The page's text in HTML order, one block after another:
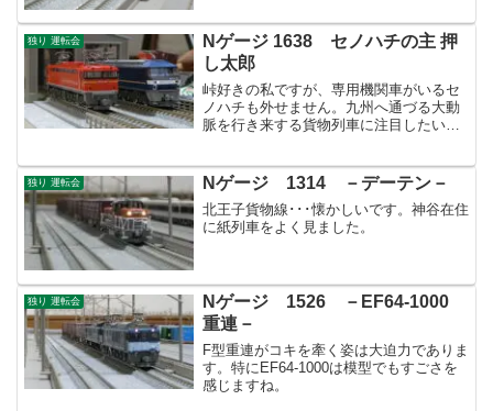
独り 運転会
Nゲージ 1638 セノハチの主 押
し太郎
峠好きの私ですが、専用機関車がいるセ
ノハチも外せません。九州へ通づる大動
脈を行き来する貨物列車に注目したいと
独り 運転会 Nゲージ 1314 －デーテン－
北王子貨物線･･･懐かしいです。神谷在住
に紙列車をよく見ました。
独り 運転会
Nゲージ 1526 －EF64-1000
重連－
F型重連がコキを牽く姿は大迫力でありま
す。特にEF64-1000は模型でもすごさを
感じますね。